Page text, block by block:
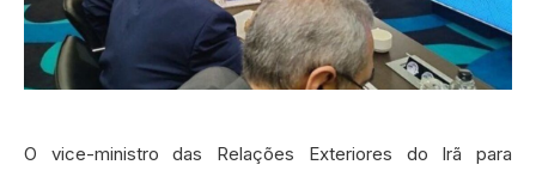
O vice-ministro das Relações Exteriores do Irã para